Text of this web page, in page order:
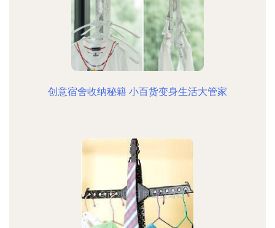
创意宿舍收纳秘籍 小百货变身生活大管家